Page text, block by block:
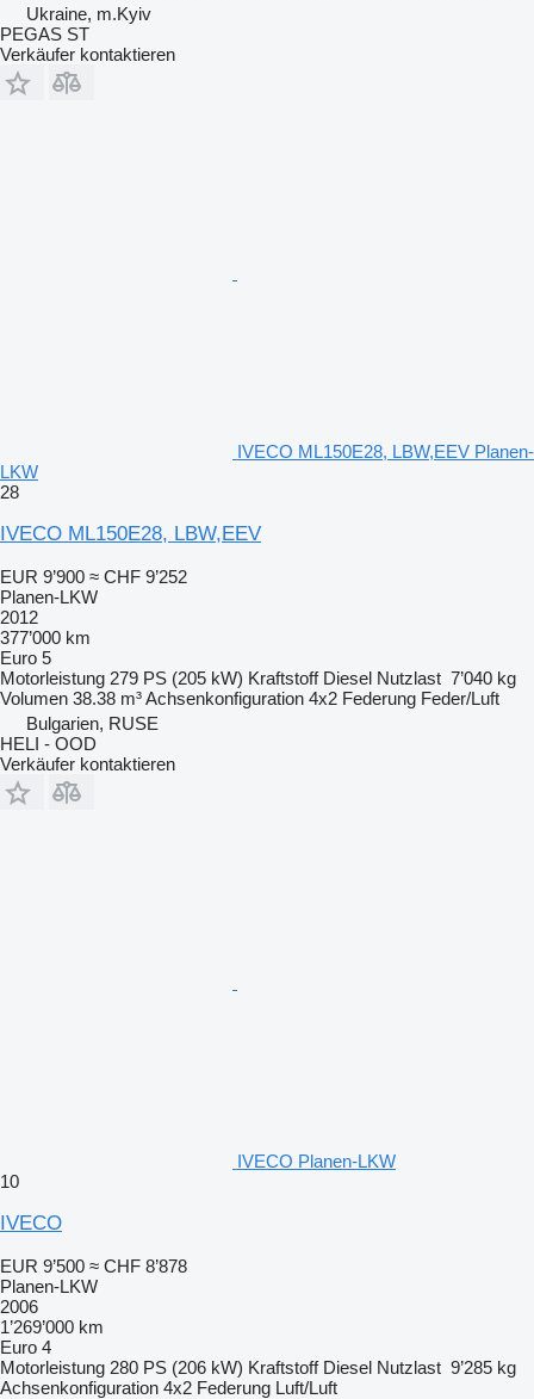
Ukraine, m.Kyiv
PEGAS ST
Verkäufer kontaktieren
IVECO ML150E28, LBW,EEV Planen-
LKW
28
IVECO ML150E28, LBW,EEV
EUR 9’900 ≈ CHF 9’252
Planen-LKW
2012
377’000 km
Euro 5
Motorleistung 279 PS (205 kW) Kraftstoff Diesel Nutzlast 7’040 kg
Volumen 38.38 m³Achsenkonfiguration 4x2 Federung Feder/Luft
Bulgarien, RUSE
HELI - OOD
Verkäufer kontaktieren
IVECO Planen-LKW
10
IVECO
EUR 9’500 ≈ CHF 8’878
Planen-LKW
2006
1’269’000 km
Euro 4
Motorleistung 280 PS (206 kW) Kraftstoff Diesel Nutzlast 9’285 kg
Achsenkonfiguration 4x2 Federung Luft/Luft